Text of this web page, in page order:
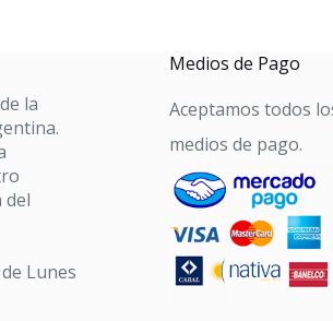
la
del
Lunes
Medios de Pago
Aceptamos todos
medios de pago.